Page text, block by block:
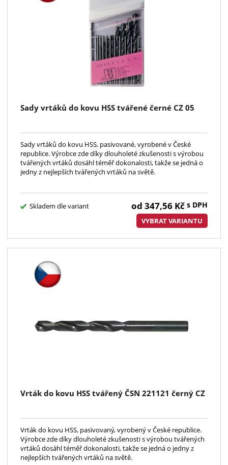
Sady vrtáků do kovu HSS tvářené černé CZ 05
Sady vrtáků do kovu HSS, pasivované, vyrobené v České
republice. Výrobce zde díky dlouholeté zkušenosti s výrobou
tvářených vrtáků dosáhl téměř dokonalosti, takže se jedná o
jedny z nejlepších tvářených vrtáků na světě.
Skladem dle variant od 347,56 Kč s DPH
VYBRAT VARIANTU
Vrták do kovu HSS tvářený ČSN 221121 černý CZ
Vrták do kovu HSS, pasivovaný, vyrobený v České republice.
Výrobce zde díky dlouholeté zkušenosti s výrobou tvářených
vrtáků dosáhl téměř dokonalosti, takže se jedná o jedny z
nejlepších tvářených vrtáků na světě.